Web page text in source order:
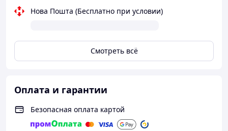
ваши заказы, чтобы ничего не указано на содержимое
Нова Пошта (Бесплатно при условии)
Смотреть всё
Оплата и гарантии
Безопасная оплата картой